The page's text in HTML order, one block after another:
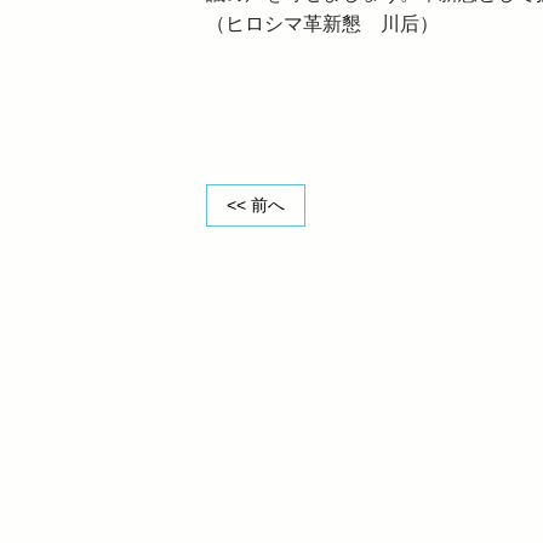
（ヒロシマ革新懇 川后）
<< 前へ